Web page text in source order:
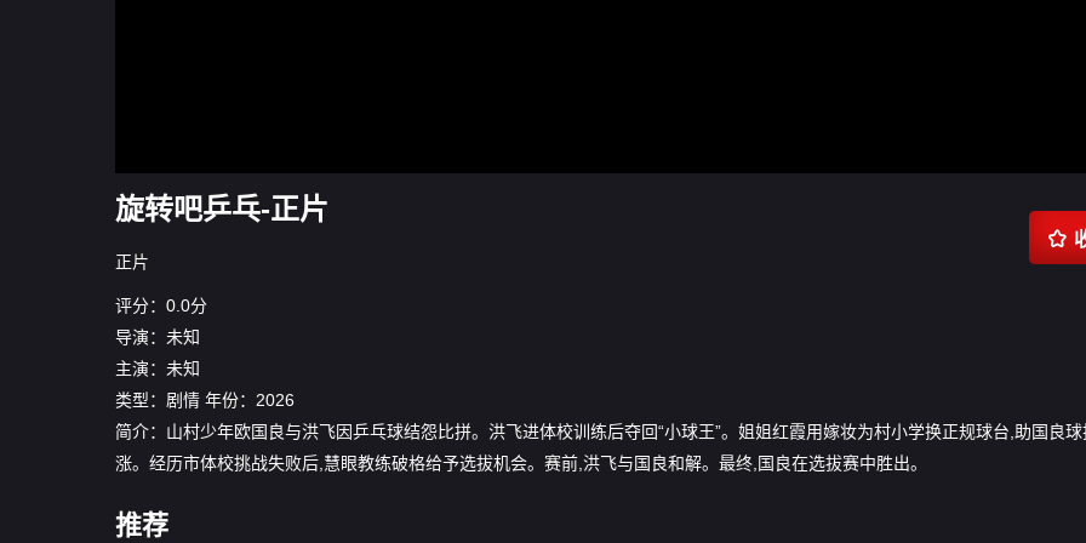
旋转吧乒乓-正片
正片

评分：0.0分
导演：未知
主演：未知
类型： 剧情 年份： 2026
简介：山村少年欧国良与洪飞因乒乓球结怨比拼。洪飞进体校训练后夺回“小球王”。姐姐红霞用嫁妆为村小学换正规球台,助国良
涨。经历市体校挑战失败后,慧眼教练破格给予选拔机会。赛前,洪飞与国良和解。最终,国良在选拔赛中胜出。
推荐